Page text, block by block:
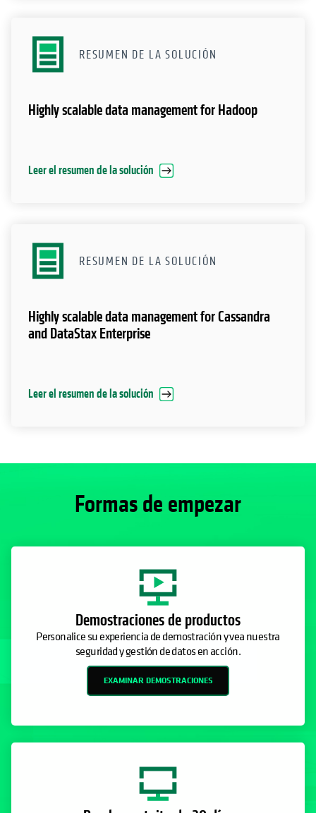
RESUMEN DE LA SOLUCIÓN
Highly scalable data management for Hadoop
Leer el resumen de la solución
RESUMEN DE LA SOLUCIÓN
Highly scalable data management for Cassandra
and DataStax Enterprise
Leer el resumen de la solución
Formas de empezar
Demostraciones de productos
Personalice su experiencia de demostración y vea nuestra
seguridad y gestión de datos en acción.
EXAMINAR DEMOSTRACIONES